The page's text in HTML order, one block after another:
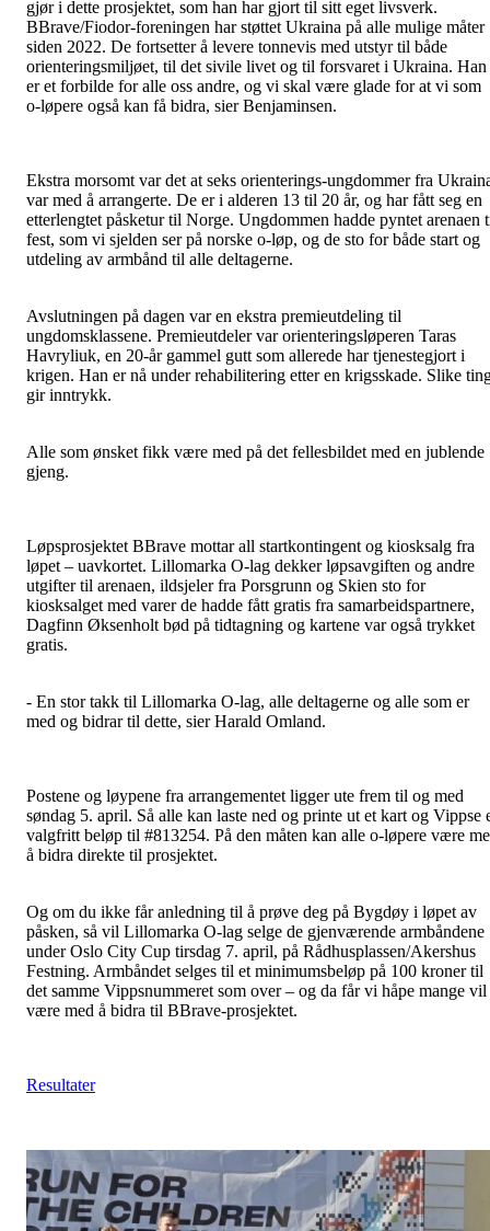
gjør i dette prosjektet, som han har gjort til sitt eget livsverk.
BBrave/Fiodor-foreningen har støttet Ukraina på alle mulige måter
siden 2022. De fortsetter å levere tonnevis med utstyr til både
orienteringsmiljøet, til det sivile livet og til forsvaret i Ukraina. Han
er et forbilde for alle oss andre, og vi skal være glade for at vi som
o-løpere også kan få bidra, sier Benjaminsen.
Ekstra morsomt var det at seks orienterings-ungdommer fra
var med å arrangerte. De er i alderen 13 til 20 år, og har fått seg en
etterlengtet påsketur til Norge. Ungdommen hadde pyntet arenaen
fest, som vi sjelden ser på norske o-løp, og de sto for både start og
utdeling av armbånd til alle deltagerne.
Avslutningen på dagen var en ekstra premieutdeling til
ungdomsklassene. Premieutdeler var orienteringsløperen Taras
Havryliuk, en 20-år gammel gutt som allerede har tjenestegjort i
krigen. Han er nå under rehabilitering etter en krigsskade. Slike
gir inntrykk.
Alle som ønsket fikk være med på det fellesbildet med en jublende
gjeng.
Løpsprosjektet BBrave mottar all startkontingent og kiosksalg fra
løpet – uavkortet. Lillomarka O-lag dekker løpsavgiften og andre
utgifter til arenaen, ildsjeler fra Porsgrunn og Skien sto for
kiosksalget med varer de hadde fått gratis fra samarbeidspartnere,
Dagfinn Øksenholt bød på tidtagning og kartene var også trykket
gratis.
- En stor takk til Lillomarka O-lag, alle deltagerne og alle som er
med og bidrar til dette, sier Harald Omland.
Postene og løypene fra arrangementet ligger ute frem til og med
søndag 5. april. Så alle kan laste ned og printe ut et kart og Vippse
valgfritt beløp til #813254. På den måten kan alle o-løpere være
å bidra direkte til prosjektet.
Og om du ikke får anledning til å prøve deg på Bygdøy i løpet av
påsken, så vil Lillomarka O-lag selge de gjenværende armbåndene
under Oslo City Cup tirsdag 7. april, på Rådhusplassen/Akershus
Festning. Armbåndet selges til et minimumsbeløp på 100 kroner til
det samme Vippsnummeret som over – og da får vi håpe mange vil
være med å bidra til BBrave-prosjektet.
Resultater